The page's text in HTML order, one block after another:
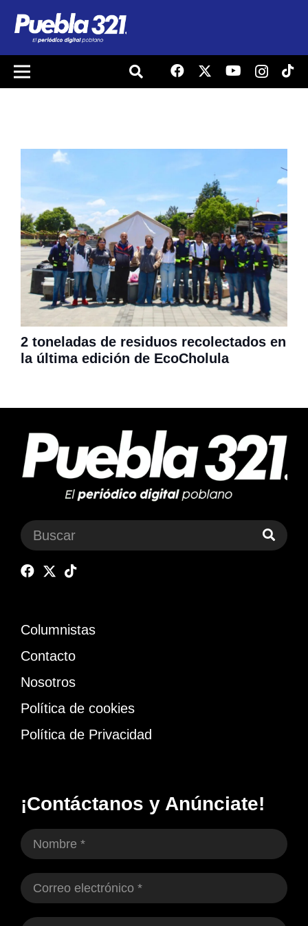
2 toneladas de residuos recolectados en
la última edición de EcoCholula
Columnistas
Contacto
Nosotros
Política de cookies
Política de Privacidad
¡Contáctanos y Anúnciate!